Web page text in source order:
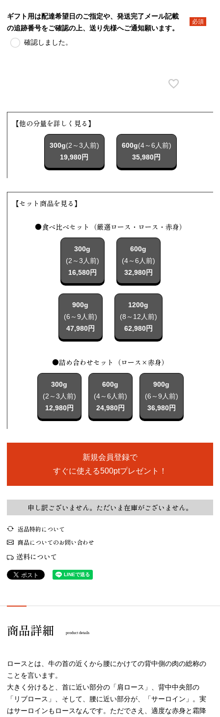
ギフト用は配達希望日のご指定や、発送完了メール記載
の追跡番号をご確認の上、送り先様へご通知願います。
確認しました。
【他の分量を詳しく見る】
300g(2～3人前)
19,980円
600g(4～6人前)
35,980円
【セット商品を見る】
●食べ比べセット（厳選ロース・ロース・赤身）
300g
(2～3人前)
16,580円
600g
(4～6人前)
32,980円
900g
(6～9人前)
47,980円
1200g
(8～12人前)
62,980円
●詰め合わせセット（ロース×赤身）
300g
(2～3人前)
12,980円
600g
(4～6人前)
24,980円
900g
(6～9人前)
36,980円
新規会員登録で
すぐに使える500ptプレゼント！
申し訳ございません。ただいま在庫がございません。
返品特約について
商品についてのお問い合わせ
送料について
商品詳細 product details
ロースとは、牛の首の近くから腰にかけての背中側の肉の総称の
ことを言います。
大きく分けると、首に近い部分の「肩ロース」、背中中央部の
「リブロース」、そして、腰に近い部分が、「サーロイン」。実
はサーロインもロースなんです。ただでさえ、適度な赤身と霜降